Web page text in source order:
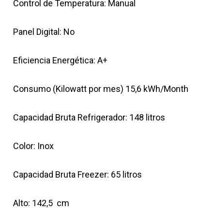
Control de Temperatura: Manual
Panel Digital: No
Eficiencia Energética: A+
Consumo (Kilowatt por mes) 15,6 kWh/Month
Capacidad Bruta Refrigerador: 148 litros
Color: Inox
Capacidad Bruta Freezer: 65 litros
Alto: 142,5 cm